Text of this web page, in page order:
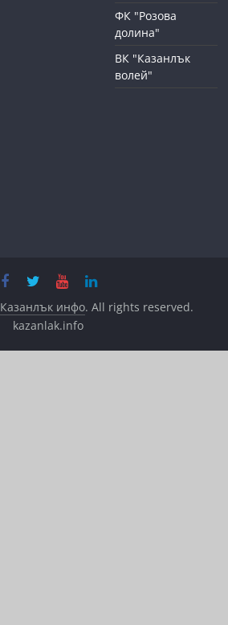
ФК "Розова
долина"
ВК "Казанлък
волей"
Казанлък инфо. All rights reserved.
kazanlak.info